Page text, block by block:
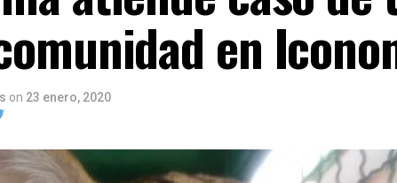
en
on 23 enero, 2020